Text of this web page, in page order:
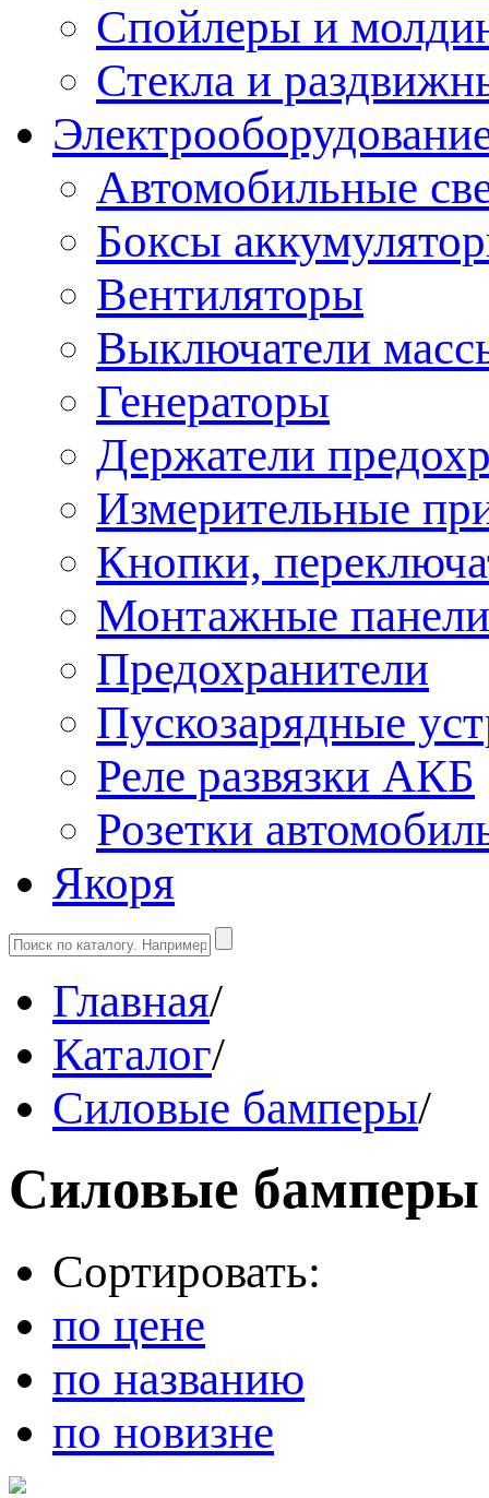
Спойлеры и
Стекла и
Автомобильные
Боксы
Вентиляторы
Выключатели
Генераторы
Держатели
Измерительные
Кнопки,
Монтажные панели
Предохранители
Пускозарядные
Реле развязки АКБ
Розетки
Якоря
Главная/
Каталог/
Силовые бамперы/
Силовые бамперы
Сортировать:
по цене
по названию
по новизне